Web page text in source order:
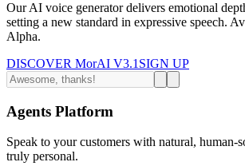
Our AI voice generator delivers emotional
setting a new standard in expressive speech.
Alpha.
DISCOVER MorAI V3.1 SIGN UP
Agents Platform
Speak to your customers with natural, human-
truly personal.